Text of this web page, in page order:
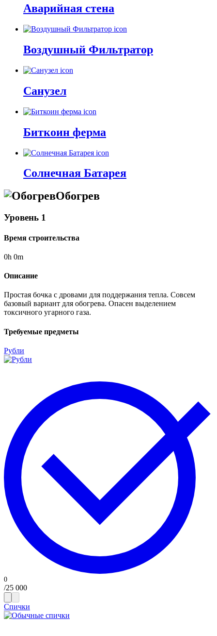
Аварийная стена
Воздушный Фильтратор
Санузел
Биткоин ферма
Солнечная Батарея
Обогрев
Уровень 1
Время строительства
0h 0m
Описание
Простая бочка с дровами для поддержания тепла. Совсем
базовый вариант для обогрева. Опасен выделением
токсичного угарного газа.
Требуемые предметы
Рубли
/25 000
Спички